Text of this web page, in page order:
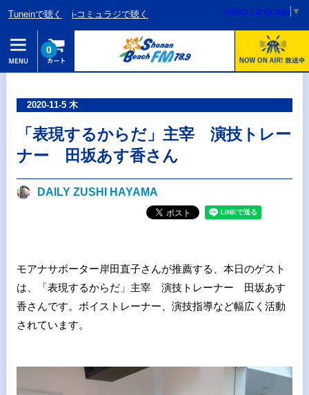
Tuneinで聴く i-コミュラジで聴く Select Language ▼
0
2020-11-5 木
「表現するからだ」主宰 演技トレー
ナー 田坂あす香さん
DAILY ZUSHI HAYAMA
モアナサポーター岸田直子さんが推薦する、本日のゲスト
は、「表現するからだ」主宰 演技トレーナー 田坂あす
香さんです。ボイストレーナー、演技指導など幅広く活動
されています。